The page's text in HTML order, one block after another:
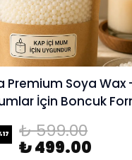
Premium Soya Wax
İçin Boncuk
17 ₺ 599.00
₺ 499.00